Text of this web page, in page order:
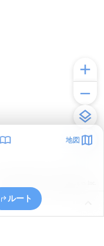
地図
ルート